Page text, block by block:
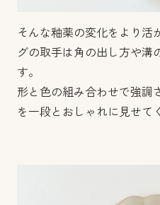
そんな釉薬の変化をより活
グの取手は角の出し方や溝
す。
形と色の組み合わせで強調
を一段とおしゃれに見せて